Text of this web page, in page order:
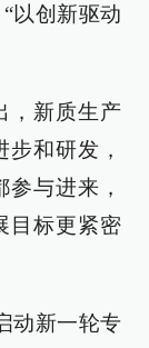
以创新驱动
，新质生产
和研发，
与进来，
目标更紧密
动新一轮专